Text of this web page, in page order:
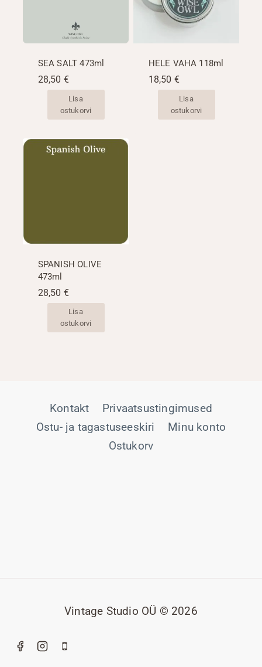
SEA SALT 473ml
28,50 €
Lisa
ostukorvi
HELE VAHA 118ml
18,50 €
Lisa
ostukorvi
SPANISH OLIVE
473ml
28,50 €
Lisa
ostukorvi
Kontakt
Privaatsustingimused
Ostu- ja tagastuseeskiri
Minu konto
Ostukorv
Vintage Studio OÜ © 2026